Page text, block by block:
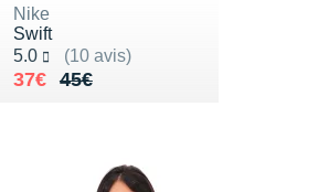
Nike
Swift
5.0
(10 avis)
Noté 5.0 sur 5
45€
Au lieu de 45€
37€
Vendu 37€